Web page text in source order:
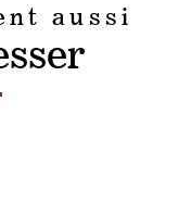
aussi